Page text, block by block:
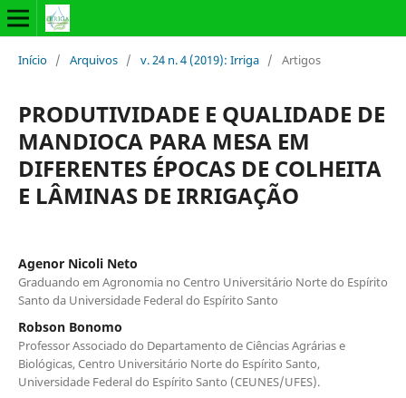
Início / Arquivos / v. 24 n. 4 (2019): Irriga / Artigos
PRODUTIVIDADE E QUALIDADE DE
MANDIOCA PARA MESA EM
DIFERENTES ÉPOCAS DE COLHEITA
E LÂMINAS DE IRRIGAÇÃO
Agenor Nicoli Neto
Graduando em Agronomia no Centro Universitário Norte do Espírito
Santo da Universidade Federal do Espírito Santo
Robson Bonomo
Professor Associado do Departamento de Ciências Agrárias e
Biológicas, Centro Universitário Norte do Espírito Santo,
Universidade Federal do Espírito Santo (CEUNES/UFES).